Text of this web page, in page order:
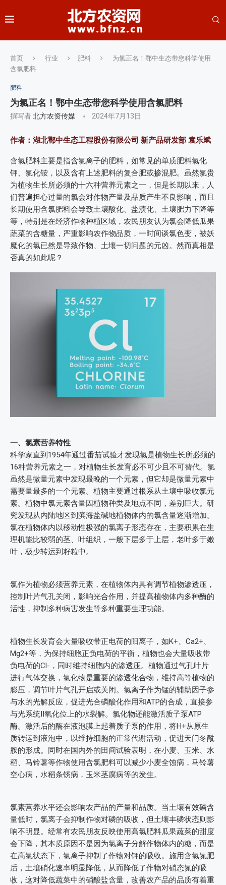
首页 行业 肥料
为氯正名！鄂中生态带您科学使用
含氯肥料
肥料
为氯正名！鄂中生态带您科学使用含氯肥料
撰写者北方农资传媒 2024年7月13日
作者：湖北鄂中生态工程股份有限公司 新产品研发部 袁乐斌
含氯肥料主要是指含氯离子的肥料，如常见的单质肥料氯化
钾、氯化铵，以及含有上述肥料的复合肥或掺混肥。虽然氯贵
为植物生长所必须的十六种营养元素之一，但是长期以来，人
们普遍担心过量的氯会对作物产量及品质产生不良影响，而且
长期使用含氯肥料会导致土壤酸化、盐渍化、土壤肥力下降等
等，特别是在经济作物种植区域，农民朋友认为氯会降低瓜果
蔬菜的含糖量，严重影响农作物品质，一时间谈氯色变，被妖
魔化的氯已然是导致作物、土壤一切问题的元凶。然而真相是
否真的如此呢？
一、氯素营养特性
科学家直到1954年通过番茄试验才发现氯是植物生长所必须的
16种营养元素之一，对植物生长发育必不可少且不可替代。氯
虽然是微量元素中发现最晚的一个元素，但它却是微量元素中
需要量最多的一个元素。植物主要通过根系从土壤中吸收氯元
素。植物中氯元素含量因植物种类及地点不同，差别巨大。研
究发现从内陆地区到滨海盐碱地植物体内的氯含量逐渐增加。
氯在植物体内以移动性极强的氯离子形态存在，主要积累在生
理机能比较弱的茎、叶组织，一般下层多于上层，老叶多于嫩
叶，极少转运到籽粒中。
氯作为植物必须营养元素，在植物体内具有调节植物渗透压，
控制叶片气孔关闭，影响光合作用，并提高植物体内多种酶的
活性，抑制多种病害发生等多种重要生理功能。
植物生长发育会大量吸收带正电荷的阳离子，如K+、Ca2+、
Mg2+等，为保持细胞正负电荷的平衡，植物也会大量吸收带
负电荷的Cl-，同时维持细胞内的渗透压。植物通过气孔叶片
进行气体交换，氯化物是重要的渗透化合物，维持高等植物的
膨压，调节叶片气孔开启或关闭。氯离子作为锰的辅助因子参
与水的光解反应，促进光合磷酸化作用和ATP的合成，直接参
与光系统II氧化位上的水裂解。氯化物还能激活质子泵ATP
酶。激活后的酶在液泡膜上起着质子泵的作用，将H+从原生
质转运到液泡中，以维持细胞的正常代谢活动，促进天门冬酰
胺的形成。同时在国内外的田间试验表明，在小麦、玉米、水
稻、马铃薯等作物使用含氯肥料可以减少小麦全蚀病，马铃薯
空心病，水稻条锈病，玉米茎腐病等的发生。
氯素营养水平还会影响农产品的产量和品质。当土壤有效磷含
量低时，氯离子会抑制作物对磷的吸收，但土壤丰磷状态则影
响不明显。经常有农民朋友反映使用高氯肥料瓜果蔬菜的甜度
会下降，其本质原因不是因为氯离子分解作物体内的糖，而是
在高氯状态下，氯离子抑制了作物对钾的吸收。施用含氯氮肥
后，土壤硝化速率明显降低，从而降低了作物对硝态氮的吸
收，这对降低蔬菜中的硝酸盐含量，改善农产品的品质有着重